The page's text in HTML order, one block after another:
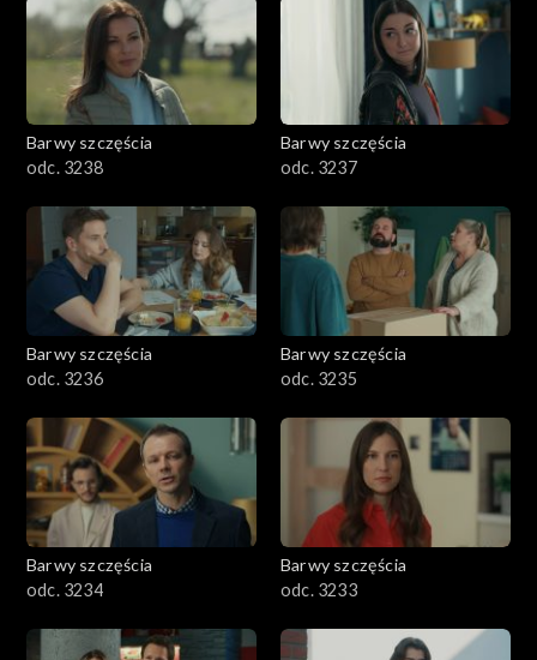
Barwy szczęścia
odc. 3238
Barwy szczęścia
odc. 3237
Barwy szczęścia
odc. 3236
Barwy szczęścia
odc. 3235
Barwy szczęścia
odc. 3234
Barwy szczęścia
odc. 3233